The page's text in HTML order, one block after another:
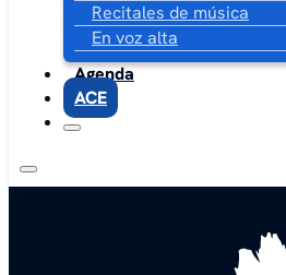
Recitales de música
En voz alta
Agenda
ACE